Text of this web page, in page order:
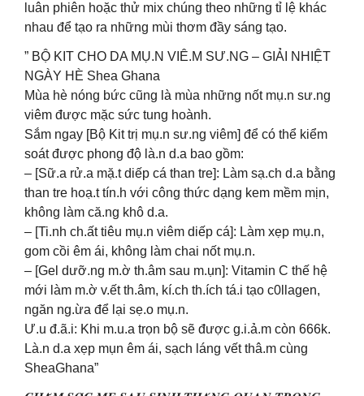
luân phiên hoặc thử mix chúng theo những tỉ lệ khác
nhau để tạo ra những mùi thơm đầy sáng tạo.
” BỘ KIT CHO DA MỤ.N VIÊ.M SƯ.NG – GIẢI NHIỆT
NGÀY HÈ Shea Ghana
Mùa hè nóng bức cũng là mùa những nốt mụ.n sư.ng
viêm được mặc sức tung hoành.
Sắm ngay [Bộ Kit trị mụ.n sư.ng viêm] để có thể kiểm
soát được phong độ là.n d.a bao gồm:
– [Sữ.a rử.a mặ.t diếp cá than tre]: Làm sạ.ch d.a bằng
than tre hoạ.t tín.h với công thức dạng kem mềm mịn,
không làm că.ng khô d.a.
– [Ti.nh ch.ất tiêu mụ.n viêm diếp cá]: Làm xẹp mụ.n,
gom cồi êm ái, không làm chai nốt mụ.n.
– [Gel dưỡ.ng m.ờ th.âm sau m.ụn]: Vitamin C thế hệ
mới làm m.ờ v.ết th.âm, kí.ch th.ích tá.i tạo c0llagen,
ngăn ng.ừa để lại sẹ.o mụ.n.
Ư.u đ.ã.i: Khi m.u.a trọn bộ sẽ được g.i.ả.m còn 666k.
Là.n d.a xẹp mụn êm ái, sạch láng vết thâ.m cùng
SheaGhana”